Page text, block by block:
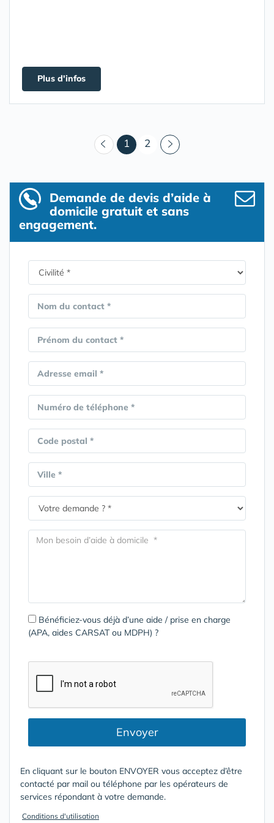
Plus d'infos
1 (courant)
2
Demande de devis d’aide à
domicile gratuit et sans
engagement.
Nom du contact *
Prénom du contact *
Adresse email *
Numéro de téléphone *
Code postal *
Ville *
Bénéficiez-vous déjà d’une aide / prise en charge
(APA, aides CARSAT ou MDPH) ?
Envoyer
En cliquant sur le bouton ENVOYER vous acceptez d’être
contacté par mail ou téléphone par les opérateurs de
services répondant à votre demande.
Conditions d'utilisation